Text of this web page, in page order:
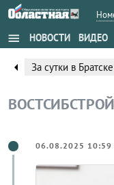
menu НОВОСТИ ВИДЕО
arrow_left За сутки в
ВОСТСИБСТРОЙ
06.08.2025 10:59